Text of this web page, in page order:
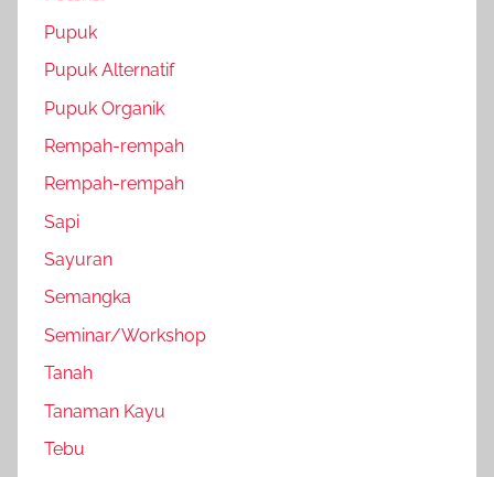
Pupuk
Pupuk Alternatif
Pupuk Organik
Rempah-rempah
Rempah-rempah
Sapi
Sayuran
Semangka
Seminar/Workshop
Tanah
Tanaman Kayu
Tebu